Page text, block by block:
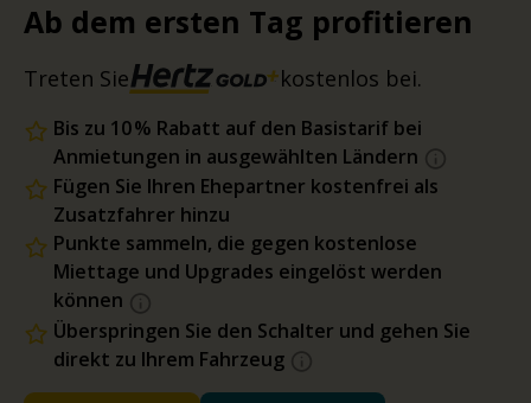
Ab dem ersten Tag profitieren
Treten Sie kostenlos bei.
Bis zu 10 % Rabatt auf den Basistarif bei
Anmietungen in ausgewählten Ländern
Fügen Sie Ihren Ehepartner kostenfrei als
Zusatzfahrer hinzu
Punkte sammeln, die gegen kostenlose
Miettage und Upgrades eingelöst werden
können
Überspringen Sie den Schalter und gehen Sie
direkt zu Ihrem Fahrzeug